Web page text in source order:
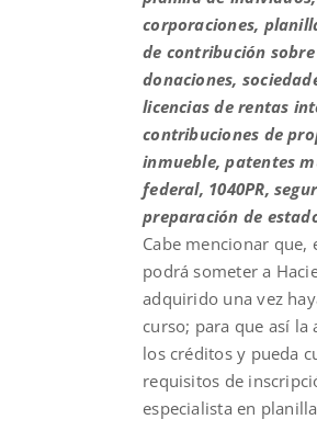
corporaciones,
de contribución
donaciones,
licencias de rentas
contribuciones de
inmueble, patentes
federal, 1040PR,
preparación de
Cabe mencionar que,
podrá someter a
adquirido una vez
curso; para que así la
los créditos y pueda
requisitos de
especialista en